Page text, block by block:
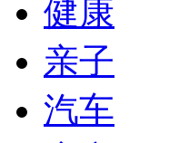
健康
亲子
汽车